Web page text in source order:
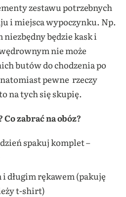
zestawu potrzebnych
i miejsca wypoczynku. Np.
będzie kask i
nie może
butów do chodzenia po
pewne rzeczy
na tych się skupię.
zabrać na obóz?
spakuj komplet –
długim rękawem (pakuję
t-shirt)